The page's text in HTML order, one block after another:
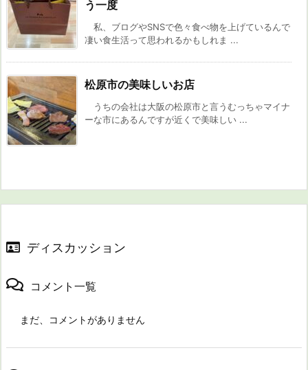
う一度
私、ブログやSNSで色々食べ物を上げているんで
凄い食生活って思われるかもしれま ...
松原市の美味しいお店
うちの会社は大阪の松原市と言うむっちゃマイナ
ーな市にあるんですが近くで美味しい ...
ディスカッション
コメント一覧
まだ、コメントがありません